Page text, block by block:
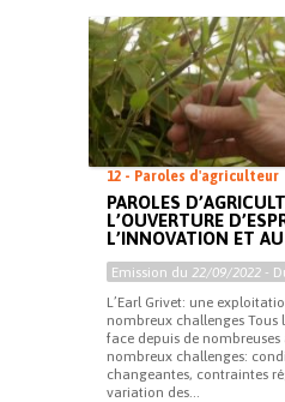
12 - Paroles d'agriculteur
PAROLES
L’OUVERTURE
L’INNOVATION ET
Emission du 22/09/2022 -
L’Earl Grivet: une
nombreux challenges Tous
face depuis de nombreuses
nombreux challenges:
changeantes, contraintes
variation des...